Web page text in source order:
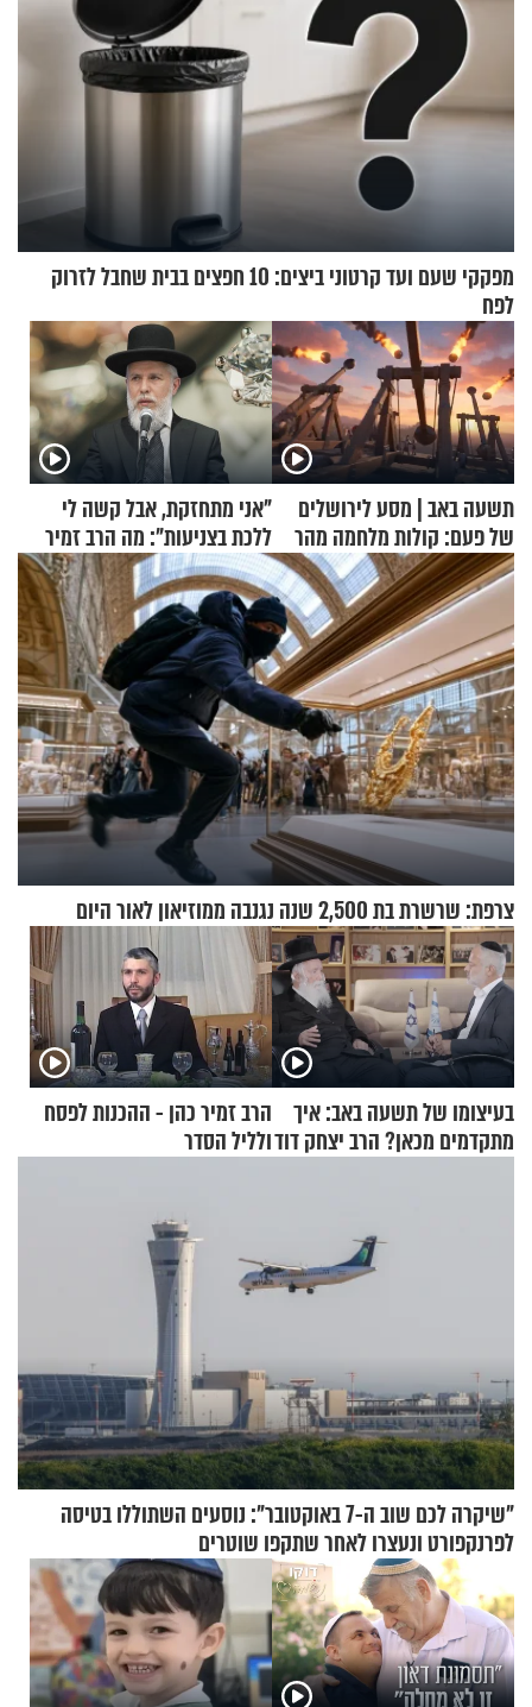
מפקקי שעם ועד קרטוני ביצים: 10 חפצים בבית שחבל לזרוק
לפח
תשעה באב | מסע לירושלים
של פעם: קולות מלחמה מהר
הזיתים
"אני מתחזקת, אבל קשה לי
ללכת בצניעות": מה הרב זמיר
כהן המליץ לה לעשות?
צרפת: שרשרת בת 2,500 שנה נגנבה ממוזיאון לאור היום
בעיצומו של תשעה באב: איך
מתקדמים מכאן? הרב יצחק דוד
הרב זמיר כהן - ההכנות לפסח
ולליל הסדר
"שיקרה לכם שוב ה-7 באוקטובר": נוסעים השתוללו בטיסה
לפרנקפורט ונעצרו לאחר שתקפו שוטרים